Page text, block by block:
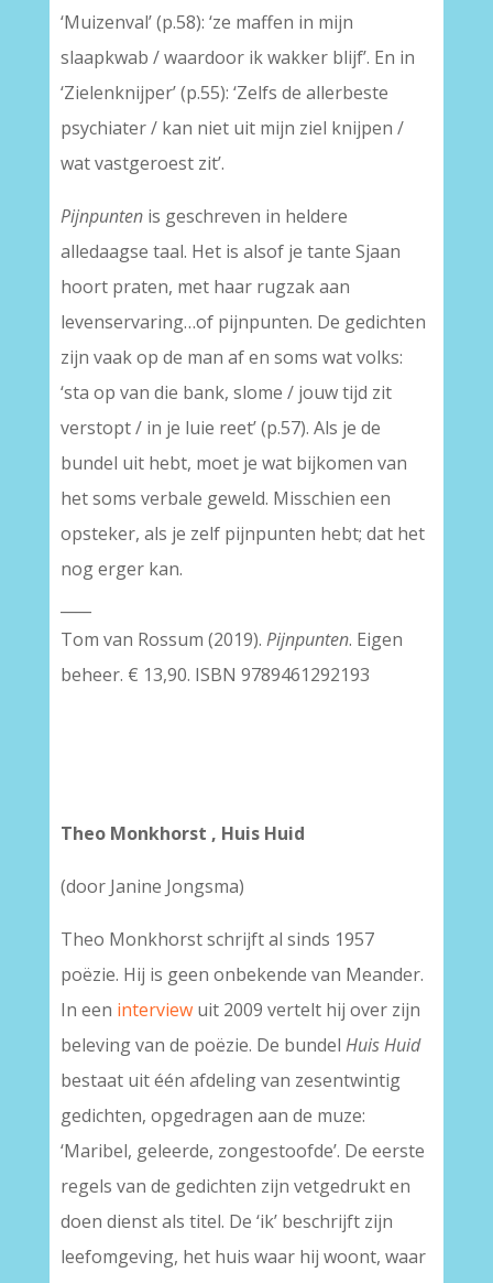
‘Muizenval’ (p.58): ‘ze maffen in mijn
slaapkwab / waardoor ik wakker blijf’. En in
‘Zielenknijper’ (p.55): ‘Zelfs de allerbeste
psychiater / kan niet uit mijn ziel knijpen /
wat vastgeroest zit’.
Pijnpuntenis geschreven in heldere
alledaagse taal. Het is alsof je tante Sjaan
hoort praten, met haar rugzak aan
levenservaring…of pijnpunten. De gedichten
zijn vaak op de man af en soms wat volks:
‘sta op van die bank, slome / jouw tijd zit
verstopt / in je luie reet’ (p.57). Als je de
bundel uit hebt, moet je wat bijkomen van
het soms verbale geweld. Misschien een
opsteker, als je zelf pijnpunten hebt; dat het
nog erger kan.
Tom van Rossum (2019). Pijnpunten. Eigen
beheer. € 13,90. ISBN 9789461292193
Theo Monkhorst , Huis Huid
(door Janine Jongsma)
Theo Monkhorst schrijft al sinds 1957
poëzie. Hij is geen onbekende van Meander.
In een interviewuit 2009 vertelt hij over zijn
beleving van de poëzie. De bundel Huis Huid
bestaat uit één afdeling van zesentwintig
gedichten, opgedragen aan de muze:
‘Maribel, geleerde, zongestoofde’. De eerste
regels van de gedichten zijn vetgedrukt en
doen dienst als titel. De ‘ik’ beschrijft zijn
leefomgeving, het huis waar hij woont, waar